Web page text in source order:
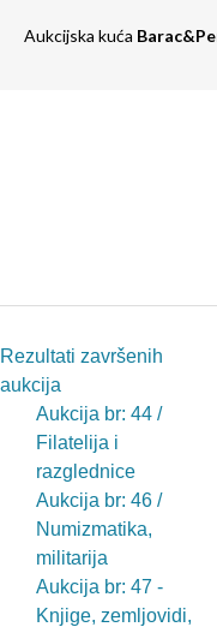
Aukcijska kuća
Rezultati završenih
aukcija
Aukcija br: 44 /
Filatelija i
razglednice
Aukcija br: 46 /
Numizmatika,
militarija
Aukcija br: 47 -
Knjige, zemljovidi,